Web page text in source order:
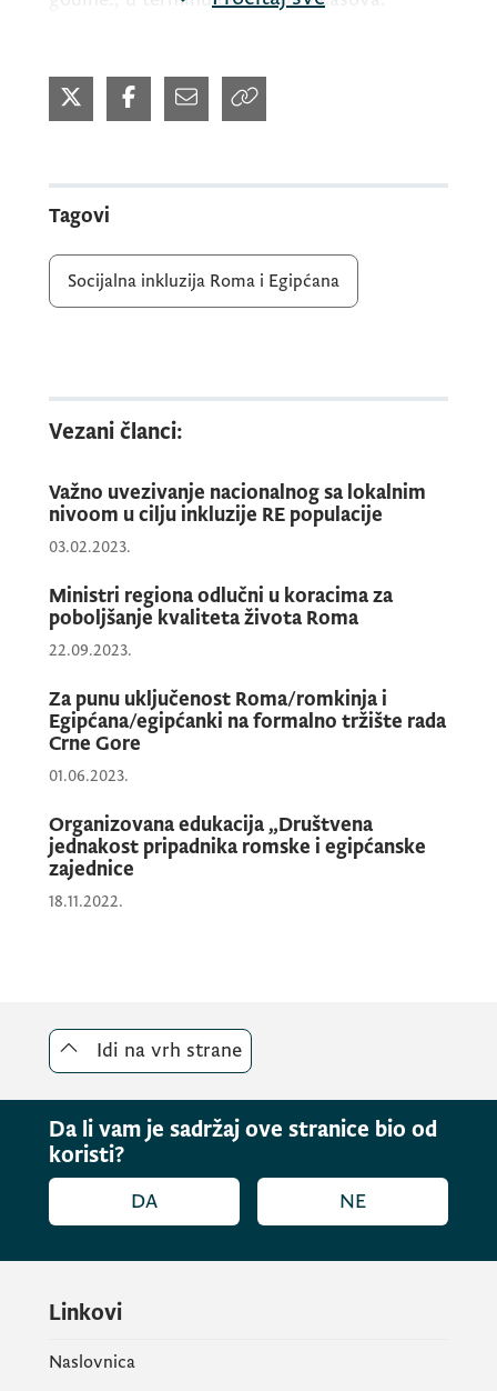
Tokom sastanka, članovima Radne grupe
predstavljene su dosadašnje aktivnosti na
položaja romske i egipćanske zajednice, te
definisani su dalji koraci u procesu izrade
ovog važnog strateškog dokumenta.
Ministarstvom ljudskih i manjinskih prava i
članovima Radne grupe, pružao stručnu
Akcionog plana.
strateški dokument realizuje u saradnji sa
Savjetom evrope u sklopu projektnog
finasirala Evropska unija.
Tagovi
Socijalna inkluzija Roma i Egipćana
Vezani članci:
Važno uvezivanje nacionalnog sa lokalnim
nivoom u cilju inkluzije RE populacije
03.02.2023.
Ministri regiona odlučni u koracima za
poboljšanje kvaliteta života Roma
22.09.2023.
Za punu uključenost Roma/romkinja i
Egipćana/egipćanki na formalno tržište rada
Crne Gore
01.06.2023.
Organizovana edukacija „Društvena
jednakost pripadnika romske i egipćanske
zajednice
18.11.2022.
Idi na vrh strane
Da li vam je sadržaj ove stranice bio od
koristi?
DA NE
Linkovi
Naslovnica